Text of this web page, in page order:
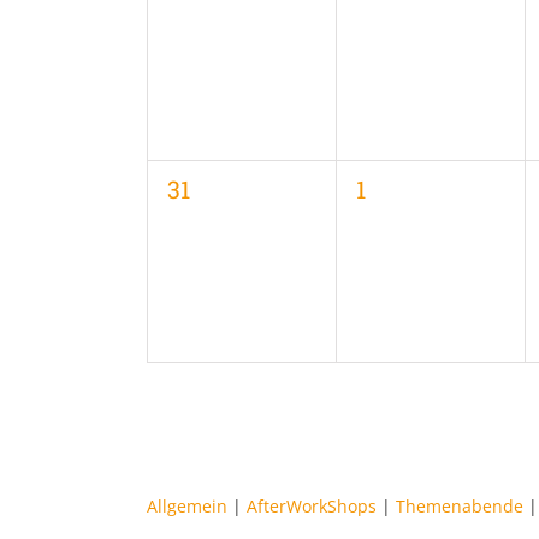
0
31
0
1
Allgemein | AfterWorkShops | Themenabende |